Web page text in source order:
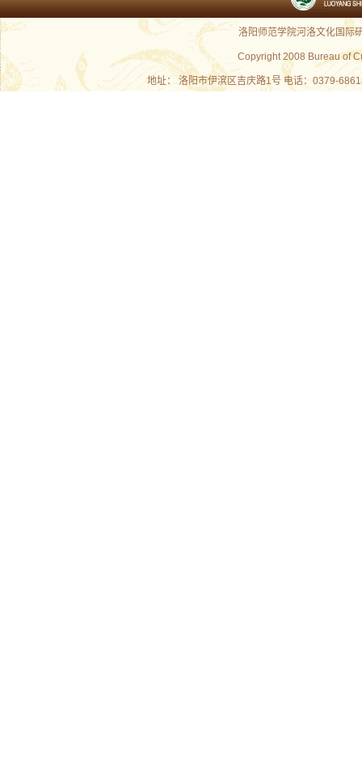
洛阳师范学院河洛文化国
Copyright 2008 Bureau of
地址： 洛阳市伊滨区吉庆路1号 电话：0379-